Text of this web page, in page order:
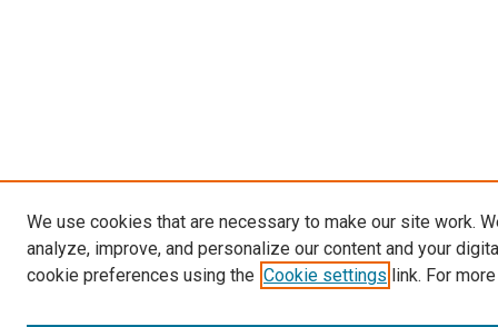
We use cookies that are necessary to make our site work.
analyze, improve, and personalize our content and your
cookie preferences using the Cookie settings link. For